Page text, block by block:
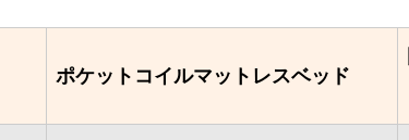
ポケットコイルマットレスベッド